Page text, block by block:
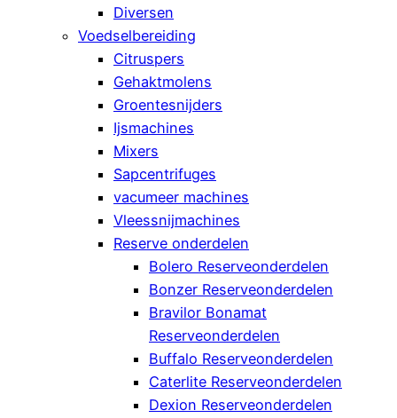
Diversen
Voedselbereiding
Citruspers
Gehaktmolens
Groentesnijders
Ijsmachines
Mixers
Sapcentrifuges
vacumeer machines
Vleessnijmachines
Reserve onderdelen
Bolero Reserveonderdelen
Bonzer Reserveonderdelen
Bravilor Bonamat
Reserveonderdelen
Buffalo Reserveonderdelen
Caterlite Reserveonderdelen
Dexion Reserveonderdelen